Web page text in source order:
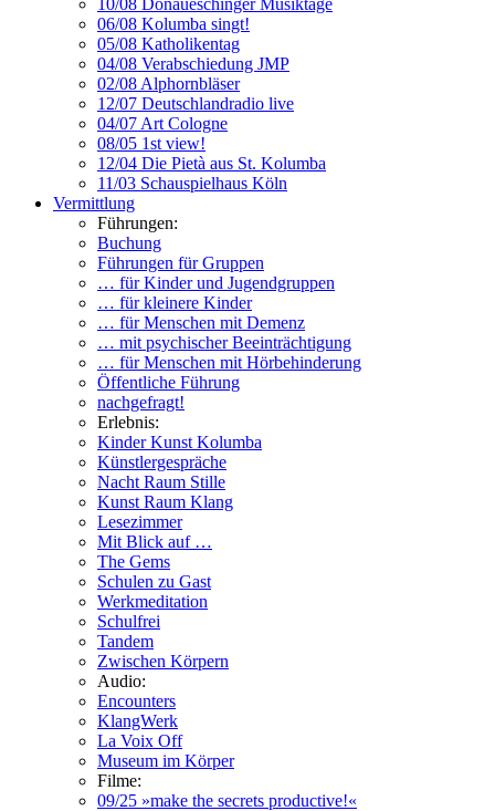
10/08 Donaueschinger Musiktage
06/08 Kolumba singt!
05/08 Katholikentag
04/08 Verabschiedung JMP
02/08 Alphornbläser
12/07 Deutschlandradio live
04/07 Art Cologne
08/05 1st view!
12/04 Die Pietà aus St. Kolumba
11/03 Schauspielhaus Köln
Vermittlung
Führungen:
Buchung
Führungen für Gruppen
… für Kinder und Jugendgruppen
… für kleinere Kinder
… für Menschen mit Demenz
… mit psychischer Beeinträchtigung
… für Menschen mit Hörbehinderung
Öffentliche Führung
nachgefragt!
Erlebnis:
Kinder Kunst Kolumba
Künstlergespräche
Nacht Raum Stille
Kunst Raum Klang
Lesezimmer
Mit Blick auf …
The Gems
Schulen zu Gast
Werkmeditation
Schulfrei
Tandem
Zwischen Körpern
Audio:
Encounters
KlangWerk
La Voix Off
Museum im Körper
Filme:
09/25 »make the secrets productive!«